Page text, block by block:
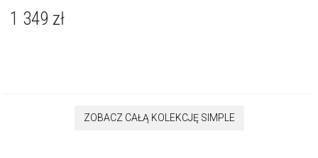
1 349 zł
ZOBACZ CAŁĄ KOLEKCJĘ SIMPLE